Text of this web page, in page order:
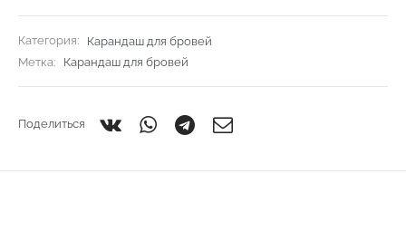
Категория:
Карандаш для бровей
Метка:
Карандаш для бровей
Поделиться